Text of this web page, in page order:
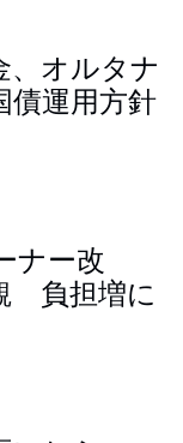
、オルタナ
運用方針
ナー改
負担増に